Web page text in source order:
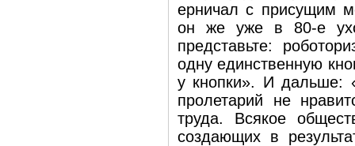
ерничал с присущим
он же уже в 80-е
представьте:
одну единственную
у кнопки». И дальше:
пролетарий не
труда. Всякое
создающих в